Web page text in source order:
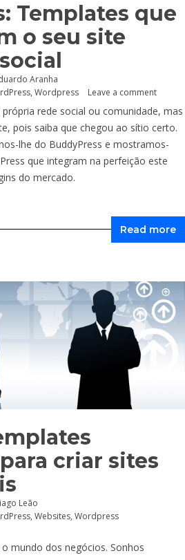
Templates que
o seu site
Aranha
, Wordpress Leave a comment
rede social ou comunidade, mas
pois saiba que chegou ao sítio certo.
lhe do BuddyPress e mostramos-
que integram na perfeição este
do mercado.
Read more
criar sites
Leão
, Websites, Wordpress
mundo dos negócios. Sonhos